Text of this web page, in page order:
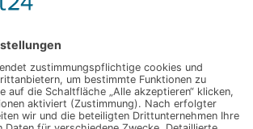
Apple Intern
Apple Software
Nützliches Apple Zubehör
Gut zu wissen
iPad und iPod